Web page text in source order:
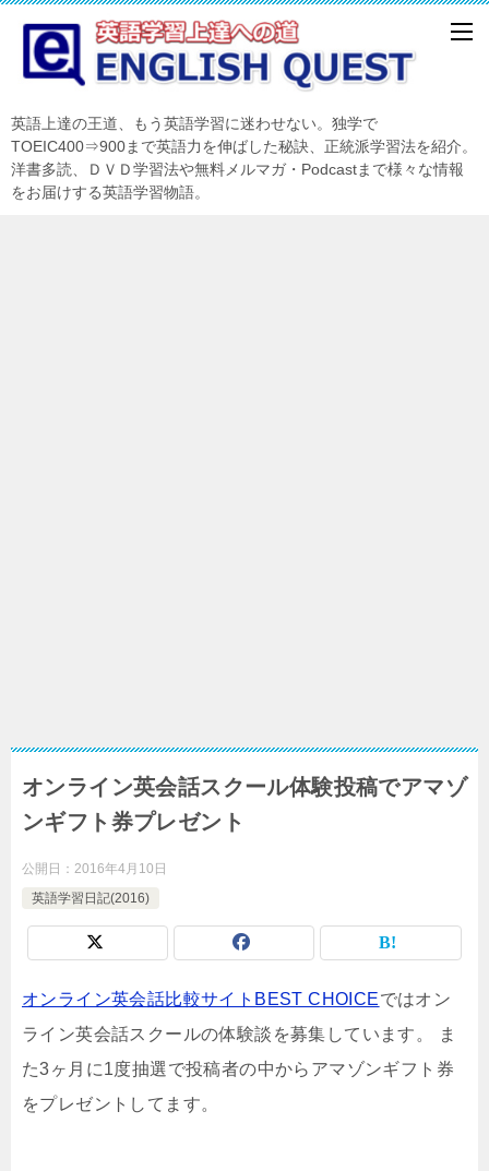
英語上達の王道、もう英語学習に迷わせない。独学で
TOEIC400⇒900まで英語力を伸ばした秘訣、正統派学習法を紹介。
洋書多読、ＤＶＤ学習法や無料メルマガ・Podcastまで様々な情報
をお届けする英語学習物語。
オンライン英会話スクール体験投稿でアマゾ
ンギフト券プレゼント
公開日： 2016年4月10日
英語学習日記(2016)
オンライン英会話比較サイトBEST CHOICEではオン
ライン英会話スクールの体験談を募集しています。 ま
た3ヶ月に1度抽選で投稿者の中からアマゾンギフト券
をプレゼントしてます。